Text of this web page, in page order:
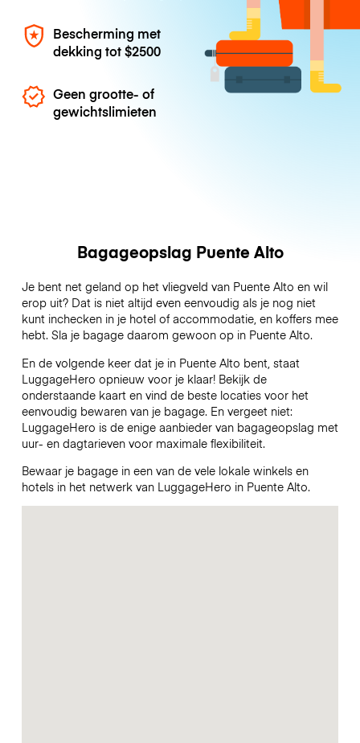
Bescherming met
dekking tot$2500
Geen grootte- of
gewichtslimieten
Bagageopslag Puente Alto
Je bent net geland op het vliegveld van Puente Alto en wil
erop uit? Dat is niet altijd even eenvoudig als je nog niet
kunt inchecken in je hotel of accommodatie, en koffers mee
hebt. Sla je bagage daarom gewoon op in Puente Alto.
En de volgende keer dat je in Puente Alto bent, staat
LuggageHero opnieuw voor je klaar! Bekijk de
onderstaande kaart en vind de beste locaties voor het
eenvoudig bewaren van je bagage. En vergeet niet:
LuggageHero is de enige aanbieder van bagageopslag met
uur- en dagtarieven voor maximale flexibiliteit.
Bewaar je bagage in een van de vele lokale winkels en
hotels in het netwerk van LuggageHero in Puente Alto.